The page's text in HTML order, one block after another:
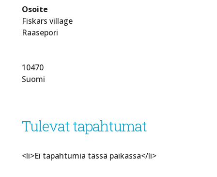
Osoite
Fiskars village
Raasepori
10470
Suomi
Tulevat tapahtumat
<li>Ei tapahtumia tässä paikassa</li>